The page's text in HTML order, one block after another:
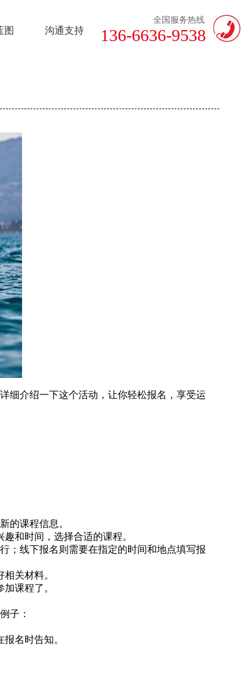
图 沟通支持
全国服务热线
136-6636-9538
细介绍一下这个活动，让你轻松报名，享受运
的课程信息。
和时间，选择合适的课程。
；线下报名则需要在指定的时间和地点填写报
关材料。
课程了。
子：
名时告知。